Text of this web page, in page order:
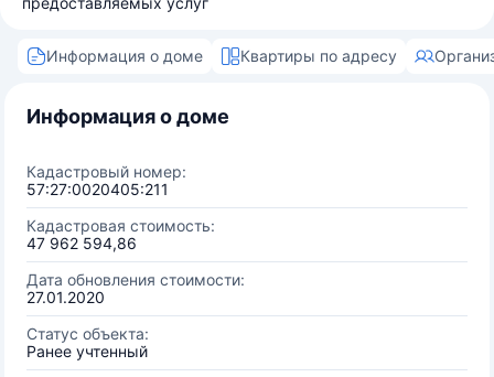
Информация о доме Квартиры по адресу
Информация о доме
Кадастровый номер:
57:27:0020405:211
Кадастровая стоимость:
47 962 594,86
Дата обновления стоимости:
27.01.2020
Статус объекта:
Ранее учтенный